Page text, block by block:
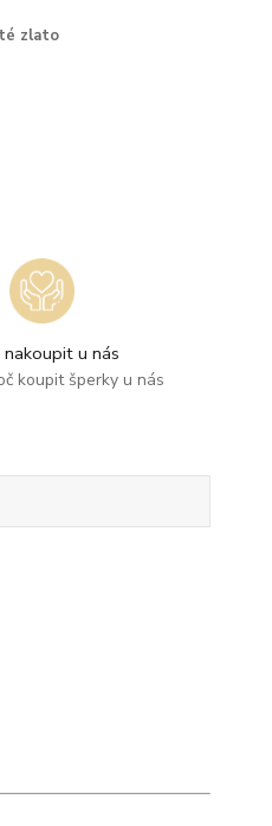
zlato
nakoupit u nás
koupit šperky u nás